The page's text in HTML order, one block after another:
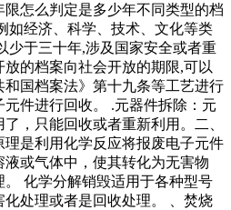
怎么判定是多少年不同类型的档
如经济、科学、技术、文化等类
少于三十年,涉及国家安全或者重
的档案向社会开放的期限,可以
国档案法》第十九条等工艺进行
件进行回收。 .元器件拆除：元
，只能回收或者重新利用。二、
是利用化学反应将报废电子元件
或气体中，使其转化为无害物
化学分解销毁适用于各种型号
处理或者是回收处理。 、焚烧